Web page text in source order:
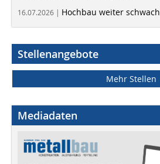
16.07.2026 | Hochbau weiter schwach
Stellenangebote
Mehr Stellen
Mediadaten